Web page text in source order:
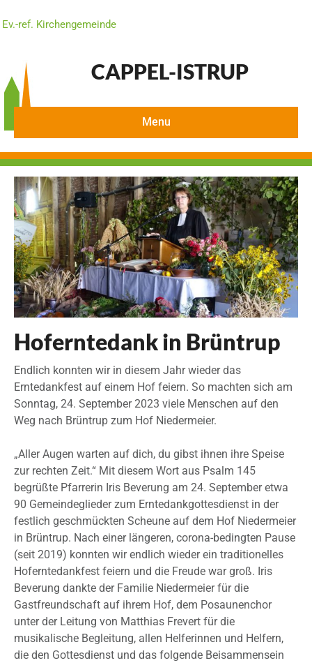
Ev.-ref. Kirchengemeinde
CAPPEL-ISTRUP
Menu
Hoferntedank in Brüntrup
Endlich konnten wir in diesem Jahr wieder das
Erntedankfest auf einem Hof feiern. So machten sich am
Sonntag, 24. September 2023 viele Menschen auf den
Weg nach Brüntrup zum Hof Niedermeier.
„Aller Augen warten auf dich, du gibst ihnen ihre Speise
zur rechten Zeit.“ Mit diesem Wort aus Psalm 145
begrüßte Pfarrerin Iris Beverung am 24. September etwa
90 Gemeindeglieder zum Erntedankgottesdienst in der
festlich geschmückten Scheune auf dem Hof Niedermeier
in Brüntrup. Nach einer längeren, corona-bedingten Pause
(seit 2019) konnten wir endlich wieder ein traditionelles
Hoferntedankfest feiern und die Freude war groß. Iris
Beverung dankte der Familie Niedermeier für die
Gastfreundschaft auf ihrem Hof, dem Posaunenchor
unter der Leitung von Matthias Frevert für die
musikalische Begleitung, allen Helferinnen und Helfern,
die den Gottesdienst und das folgende Beisammensein